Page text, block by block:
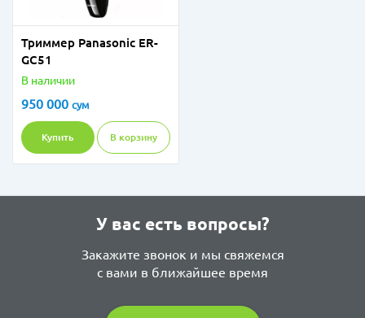
Триммер Panasonic ER-
GC51
В наличии
950 000 сум
Купить В корзину
У вас есть вопросы?
Закажите звонок и мы свяжемся
с вами в ближайшее время